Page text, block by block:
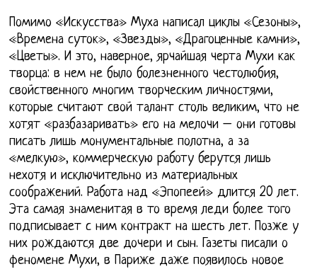
Помимо «Искусства» Муха написал циклы «Сезоны»,
«Времена суток», «Звезды», «Драгоценные камни»,
«Цветы». И это, наверное, ярчайшая черта Мухи как
творца: в нем не было болезненного честолюбия,
свойственного многим творческим личностями,
которые считают свой талант столь великим, что не
хотят «разбазаривать» его на мелочи – они готовы
писать лишь монументальные полотна, а за
«мелкую», коммерческую работу берутся лишь
нехотя и исключительно из материальных
соображений. Работа над «Эпопеей» длится 20 лет.
Эта самая знаменитая в то время леди более того
подписывает с ним контракт на шесть лет. Позже у
них рождаются две дочери и сын. Газеты писали о
феномене Мухи, в Париже даже появилось новое